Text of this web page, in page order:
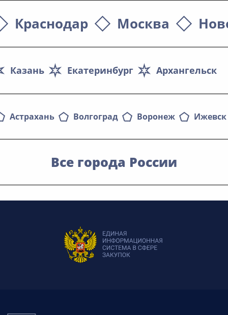
Краснодар Москва
Архангельск
Екатеринбург
Казань
Астрахань Волгоград Воронеж Ижевск
Все города России